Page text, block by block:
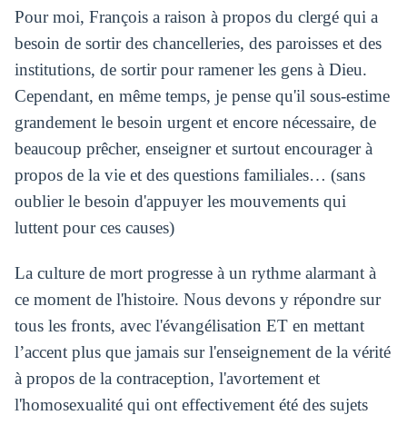
Pour moi, François a raison à propos du clergé qui a
besoin de sortir des chancelleries, des paroisses et des
institutions, de sortir pour ramener les gens à Dieu.
Cependant, en même temps, je pense qu'il sous-estime
grandement le besoin urgent et encore nécessaire, de
beaucoup prêcher, enseigner et surtout encourager à
propos de la vie et des questions familiales… (sans
oublier le besoin d'appuyer les mouvements qui
luttent pour ces causes)
La culture de mort progresse à un rythme alarmant à
ce moment de l'histoire. Nous devons y répondre sur
tous les fronts, avec l'évangélisation ET en mettant
l’accent plus que jamais sur l'enseignement de la vérité
à propos de la contraception, l'avortement et
l'homosexualité qui ont effectivement été des sujets